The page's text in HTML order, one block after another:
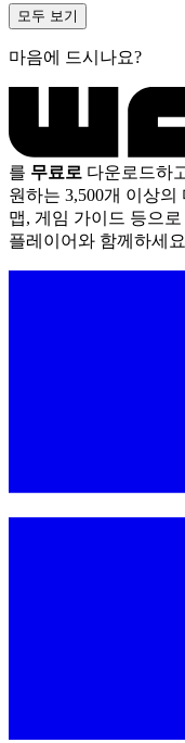
모두 보기
마음에 드시나요?
를 무료로 다운로드하
원하는 3,500개 이상
맵, 게임 가이드 등으
플레이어와 함께하세